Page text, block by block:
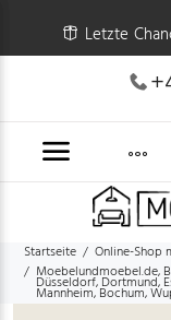
Letzte
Startseite
Online-Shop
Moebelundmoebel.de,
Düsseldorf, Dortmund,
Mannheim, Bochum,